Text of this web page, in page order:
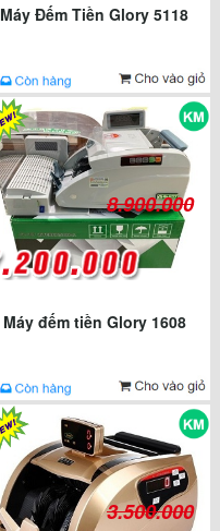
Máy Đếm Tiền Glory 5118
8.900.000
Máy đếm tiền Glory 1608
3.500.000